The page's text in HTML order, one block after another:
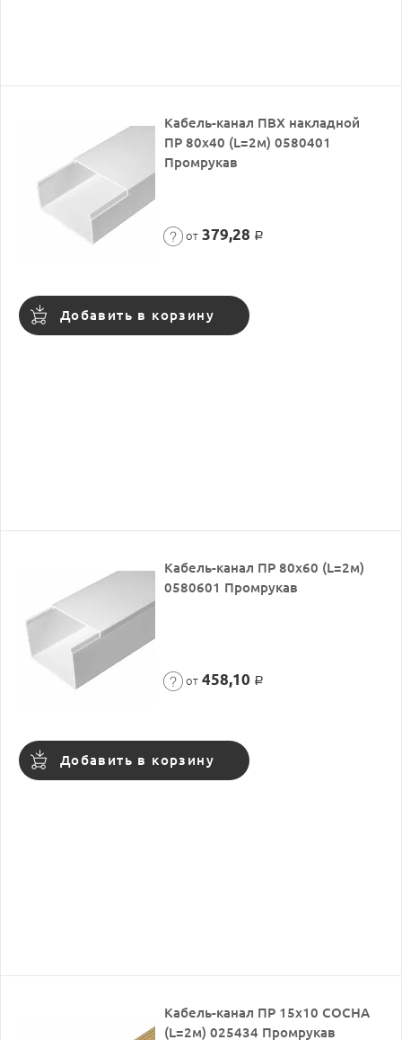
Кабель-канал ПВХ накладной
ПР 80х40 (L=2м) 0580401
Промрукав
от 379,28 Р
Добавить в корзину
Кабель-канал ПР 80х60 (L=2м)
0580601 Промрукав
от 458,10 Р
Добавить в корзину
Кабель-канал ПР 15х10 СОСНА
(L=2м) 025434 Промрукав